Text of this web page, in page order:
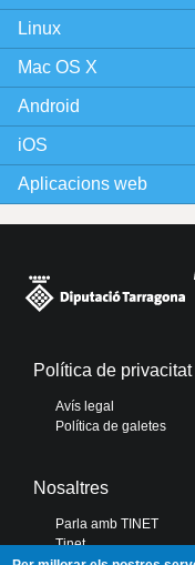
Linux
Mac OS X
Android
iOS
Aplicacions web
Política de privacitat
Avís legal
Política de galetes
Nosaltres
Parla amb TINET
Tinet